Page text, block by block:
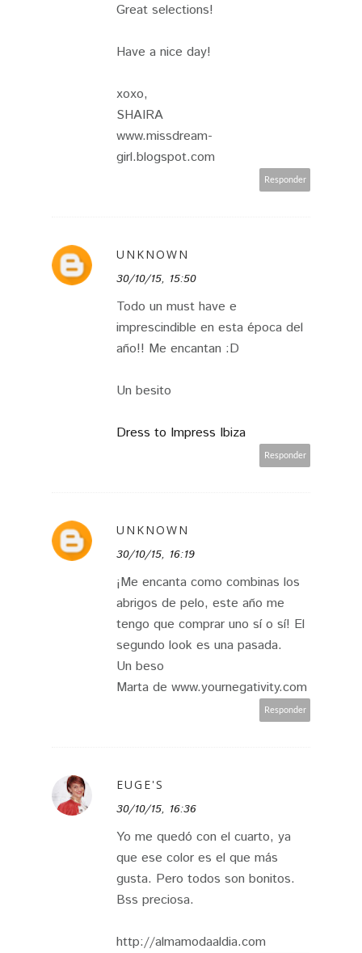
Great selections!
Have a nice day!
xoxo,
SHAIRA
www.missdream-
girl.blogspot.com
Responder
UNKNOWN
30/10/15, 15:50
Todo un must have e
imprescindible en esta época del
año!! Me encantan :D
Un besito
Dress to Impress Ibiza
Responder
UNKNOWN
30/10/15, 16:19
¡Me encanta como combinas los
abrigos de pelo, este año me
tengo que comprar uno sí o sí! El
segundo look es una pasada.
Un beso
Marta de www.yournegativity.com
Responder
EUGE'S
30/10/15, 16:36
Yo me quedó con el cuarto, ya
que ese color es el que más
gusta. Pero todos son bonitos.
Bss preciosa.
http://almamodaaldia.com